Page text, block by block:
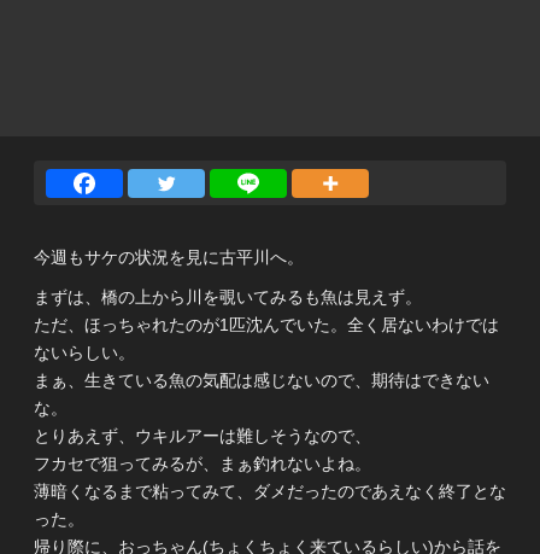
今週もサケの状況を見に古平川へ。
まずは、橋の上から川を覗いてみるも魚は見えず。
ただ、ほっちゃれたのが1匹沈んでいた。全く居ないわけでは
ないらしい。
まぁ、生きている魚の気配は感じないので、期待はできない
な。
とりあえず、ウキルアーは難しそうなので、
フカセで狙ってみるが、まぁ釣れないよね。
薄暗くなるまで粘ってみて、ダメだったのであえなく終了とな
った。
帰り際に、おっちゃん(ちょくちょく来ているらしい)から話を